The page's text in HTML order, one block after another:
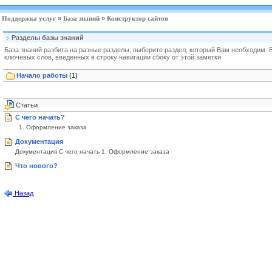
Поддержка услуг » База знаний » Конструктор сайтов
Разделы базы знаний
База знаний разбита на разные разделы; выберите раздел, который Вам
ключевых слов, введенных в строку навигации сбоку от этой заметки.
Начало работы (1)
Статьи
С чего начать?
1. Оформление заказа
Документация
Документация С чего начать 1. Оформление заказа
Что нового?
Назад